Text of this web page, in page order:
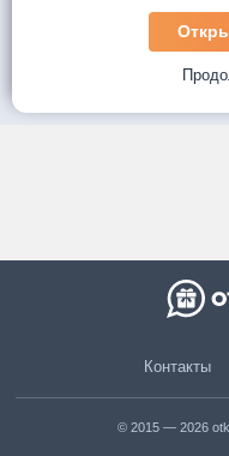
Контакты
© 2015 — 2026